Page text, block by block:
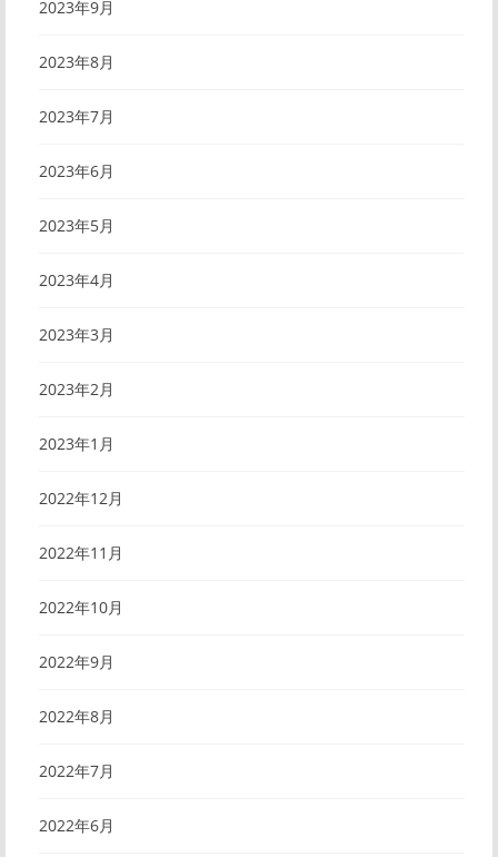
2023年9月
2023年8月
2023年7月
2023年6月
2023年5月
2023年4月
2023年3月
2023年2月
2023年1月
2022年12月
2022年11月
2022年10月
2022年9月
2022年8月
2022年7月
2022年6月